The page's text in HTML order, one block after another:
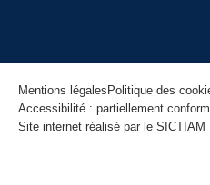
Mentions légales Politique des
Accessibilité : partiellement
Site internet réalisé par le SICTIAM